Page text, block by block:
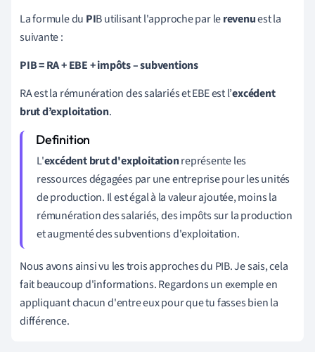
La formule du PIB utilisant l'approche par lerevenuest la
suivante :
PIB = RA + EBE + impôts – subventions
RAest la rémunération des salariés et EBE est l’excédent
brut d’exploitation.
L'excédent brut d'exploitationreprésenteles
ressources dégagées par une entreprisepour les unités
de production. Il est égal à la valeur ajoutée, moins la
rémunération des salariés, des impôts sur la production
et augmenté des subventions d'exploitation.
Nous avons ainsi vu les trois approches du PIB. Je sais, cela
fait beaucoup d'informations. Regardons un exemple en
appliquant chacun d'entre eux pour que tu fasses bien la
différence.